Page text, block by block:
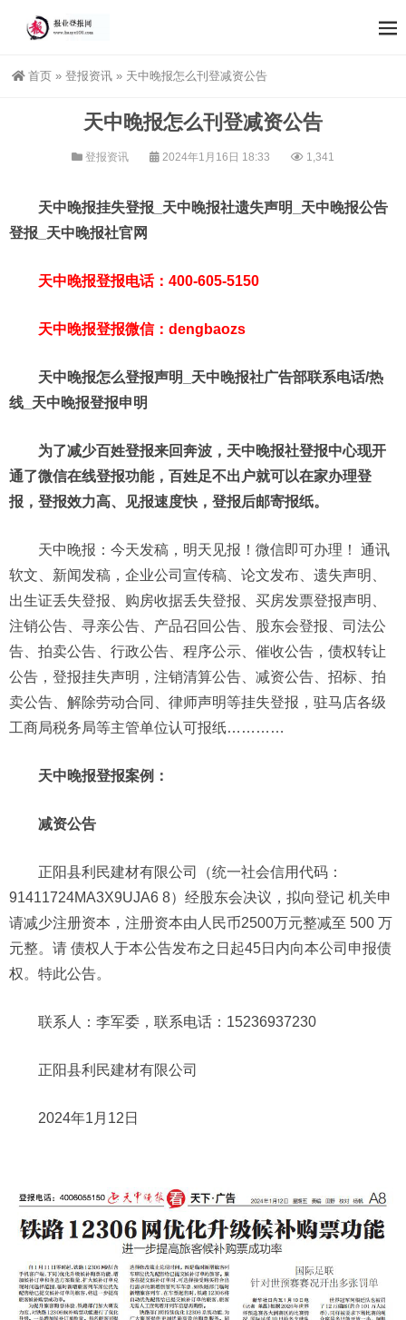
首页 » 登报资讯 » 天中晚报怎么刊登减资公告
天中晚报怎么刊登减资公告
登报资讯 2024年1月16日 18:33 1,341
天中晚报挂失登报_天中晚报社遗失声明_天中晚报公告
登报_天中晚报社官网
天中晚报登报电话：400-605-5150
天中晚报登报微信：dengbaozs
天中晚报怎么登报声明_天中晚报社广告部联系电话/热
线_天中晚报登报申明
为了减少百姓登报来回奔波，天中晚报社登报中心现开
通了微信在线登报功能，百姓足不出户就可以在家办理登
报，登报效力高、见报速度快，登报后邮寄报纸。
天中晚报：今天发稿，明天见报！微信即可办理！ 通讯
软文、新闻发稿，企业公司宣传稿、论文发布、遗失声明、
出生证丢失登报、购房收据丢失登报、买房发票登报声明、
注销公告、寻亲公告、产品召回公告、股东会登报、司法公
告、拍卖公告、行政公告、程序公示、催收公告，债权转让
公告，登报挂失声明，注销清算公告、减资公告、招标、拍
卖公告、解除劳动合同、律师声明等挂失登报，驻马店各级
工商局税务局等主管单位认可报纸…………
天中晚报登报案例：
减资公告
正阳县利民建材有限公司（统一社会信用代码：
91411724MA3X9UJA6 8）经股东会决议，拟向登记 机关申
请减少注册资本，注册资本由人民币2500万元整减至 500 万
元整。请 债权人于本公告发布之日起45日内向本公司申报债
权。特此公告。
联系人：李军委，联系电话：15236937230
正阳县利民建材有限公司
2024年1月12日